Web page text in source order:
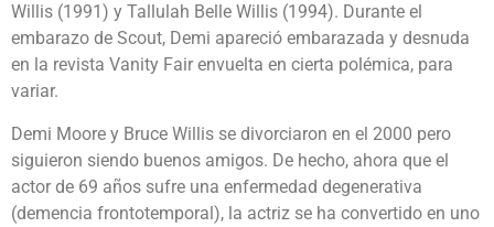
Willis (1991) y Tallulah Belle Willis (1994). Durante el
embarazo de Scout, Demi apareció embarazada y desnuda
en la revista Vanity Fair envuelta en cierta polémica, para
variar.
Demi Moore y Bruce Willis se divorciaron en el 2000 pero
siguieron siendo buenos amigos. De hecho, ahora que el
actor de 69 años sufre una enfermedad degenerativa
(demencia frontotemporal), la actriz se ha convertido en uno